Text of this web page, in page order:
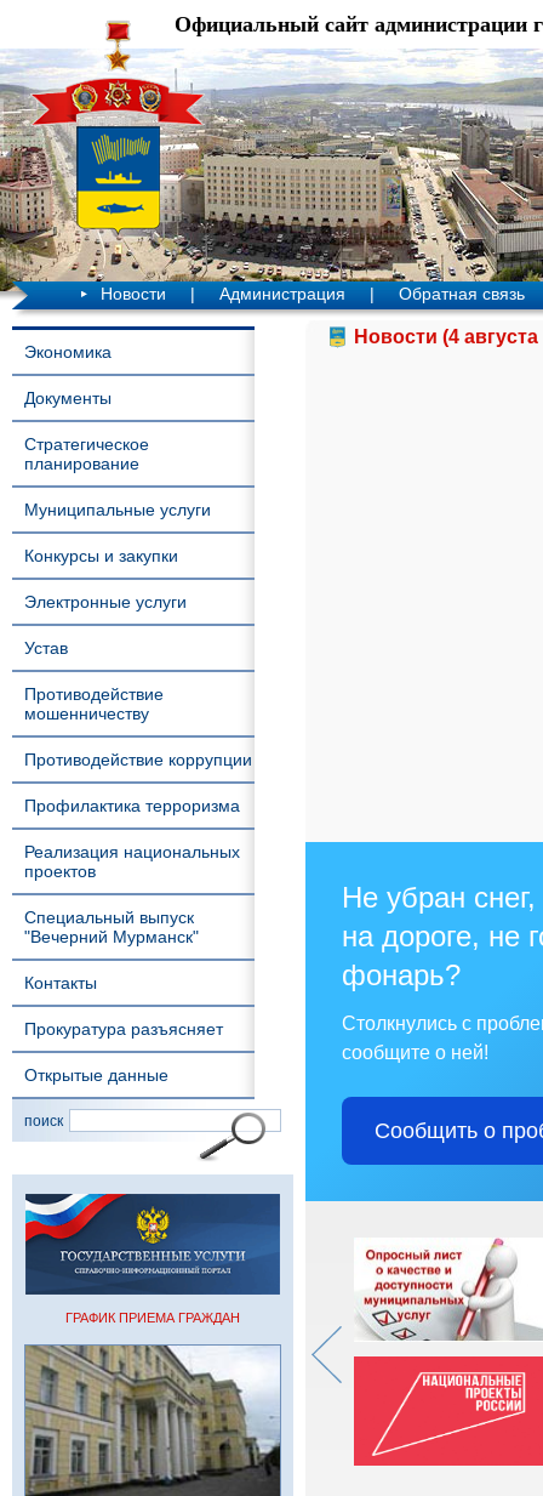
Официальный сайт администрации
Новости | Администрация | Обратная связь
Экономика
Документы
Стратегическое
планирование
Муниципальные услуги
Конкурсы и закупки
Электронные услуги
Устав
Противодействие
мошенничеству
Противодействие коррупции
Профилактика терроризма
Реализация национальных
проектов
Специальный выпуск
"Вечерний Мурманск"
Контакты
Прокуратура разъясняет
Открытые данные
поиск
ГРАФИК ПРИЕМА ГРАЖДАН
Новости (4 августа
Не убран
на дороге, не
фонарь?
Столкнулись с
сообщите о ней!
Сообщить о